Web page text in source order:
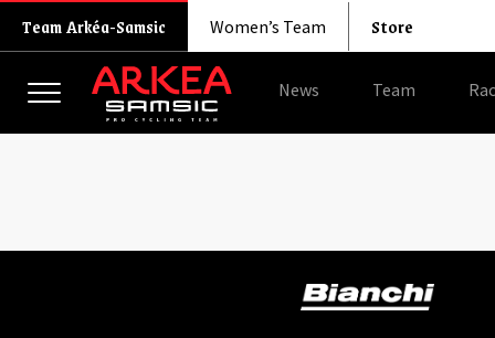
Team Arkéa-Samsic Women’s Team Store
News Team